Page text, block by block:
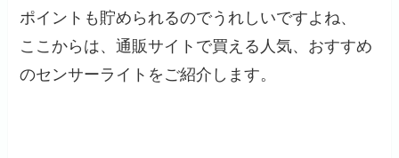
ポイントも貯められるのでうれしいですよね、
ここからは、通販サイトで買える人気、おすすめ
のセンサーライトをご紹介します。